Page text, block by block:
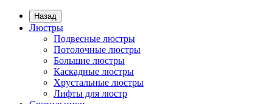
Назад
Люстры
Подвесные люстры
Потолочные люстры
Большие люстры
Каскадные люстры
Хрустальные люстры
Лифты для люстр